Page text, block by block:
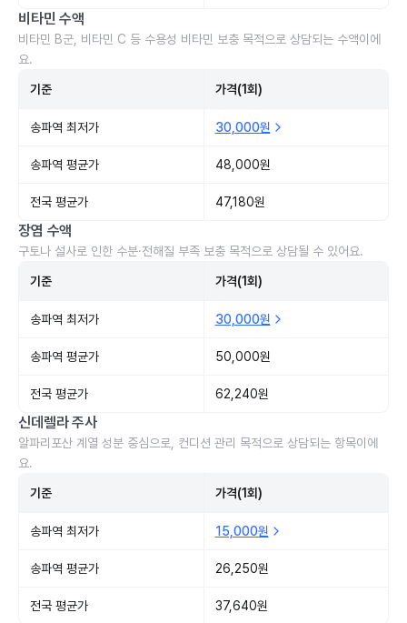
비타민 수액
비타민 B군, 비타민 C 등 수용성 비타민 보충 목적으로 상담되는 수액이에
요.
기준 가격(1회)
송파역 최저가 30,000원
송파역 평균가 48,000원
전국 평균가 47,180원
장염 수액
구토나 설사로 인한 수분·전해질 부족 보충 목적으로 상담될 수 있어요.
기준 가격(1회)
송파역 최저가 30,000원
송파역 평균가 50,000원
전국 평균가 62,240원
신데렐라 주사
알파리포산 계열 성분 중심으로, 컨디션 관리 목적으로 상담되는 항목이에
요.
기준 가격(1회)
송파역 최저가 15,000원
송파역 평균가 26,250원
전국 평균가 37,640원